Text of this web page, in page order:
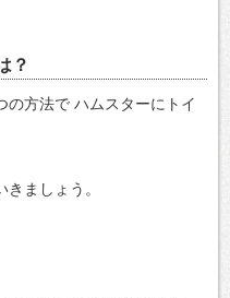
？
の方法で ハムスターにトイ
ましょう。